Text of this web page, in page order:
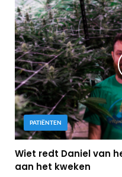
PATIËNTEN
Wiet redt Daniel van
aan het kweken